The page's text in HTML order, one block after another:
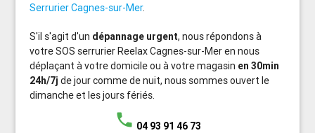
Serrurier Cagnes-sur-Mer.
S'il s'agit d'un dépannage urgent, nous répondons à
votre SOS serrurier Reelax Cagnes-sur-Mer en nous
déplaçant à votre domicile ou à votre magasin en 30min
24h/7j de jour comme de nuit, nous sommes ouvert le
dimanche et les jours fériés.
phone 04 93 91 46 73